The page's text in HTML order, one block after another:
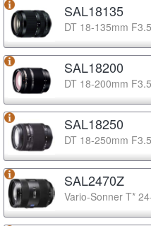
SAL18135
DT 18-135mm
SAL18200
DT 18-200mm
SAL18250
DT 18-250mm
SAL2470Z
Vario-Sonner T*